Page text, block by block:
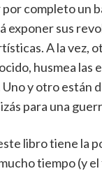
completo un
exponer sus
A la vez,
husmea las
Uno y otro están
para una
libro tiene la
tiempo (y